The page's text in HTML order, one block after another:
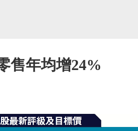
售年均增24%